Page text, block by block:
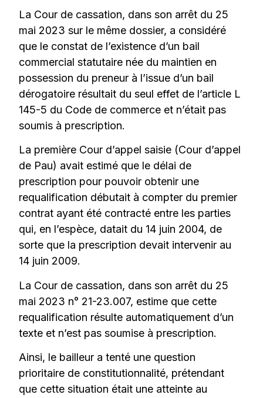
La Cour de cassation, dans son arrêt du 25
mai 2023 sur le même dossier, a considéré
que le constat de l’existence d’un bail
commercial statutaire née du maintien en
possession du preneur à l’issue d’un bail
dérogatoire résultait du seul effet de l’article L
145-5 du Code de commerce et n’était pas
soumis à prescription.
La première Cour d’appel saisie (Cour d’appel
de Pau) avait estimé que le délai de
prescription pour pouvoir obtenir une
requalification débutait à compter du premier
contrat ayant été contracté entre les parties
qui, en l’espèce, datait du 14 juin 2004, de
sorte que la prescription devait intervenir au
14 juin 2009.
La Cour de cassation, dans son arrêt du 25
mai 2023 n° 21-23.007, estime que cette
requalification résulte automatiquement d’un
texte et n’est pas soumise à prescription.
Ainsi, le bailleur a tenté une question
prioritaire de constitutionnalité, prétendant
que cette situation était une atteinte au